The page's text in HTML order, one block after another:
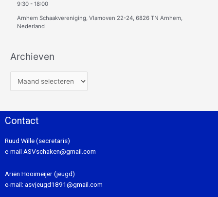
9:30 -18:00
Arnhem Schaakvereniging, Vlamoven 22-24, 6826 TN Arnhem,
Nederland
Archieven
Contact
Ruud Wille (secretaris)
e-mail ASVschaken@gmail.com
Ariën Hooimeijer (jeugd)
e-mail: asvjeugd1891@gmail.com